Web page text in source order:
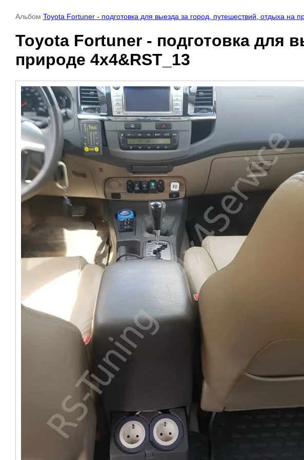
Альбом Toyota Fortuner - подготовка для выезда за город, путешествий, отдыха на
Toyota Fortuner - подготовка для
природе 4x4&RST_13